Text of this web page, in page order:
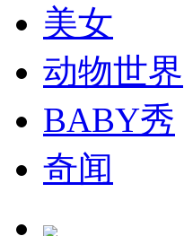
美女
动物世界
BABY秀
奇闻